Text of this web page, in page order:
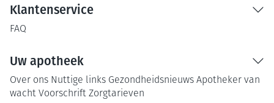
Klantenservice
FAQ
Uw apotheek
Over ons Nuttige links Gezondheidsnieuws Apotheker van
wacht Voorschrift Zorgtarieven